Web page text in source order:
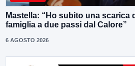
Mastella: “Ho subito una scarica
famiglia a due passi dal Calore”
6 AGOSTO 2026